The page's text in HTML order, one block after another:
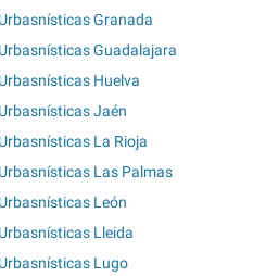
Granada
Guadalajara
Huelva
Jaén
La Rioja
Las Palmas
León
Lleida
Lugo